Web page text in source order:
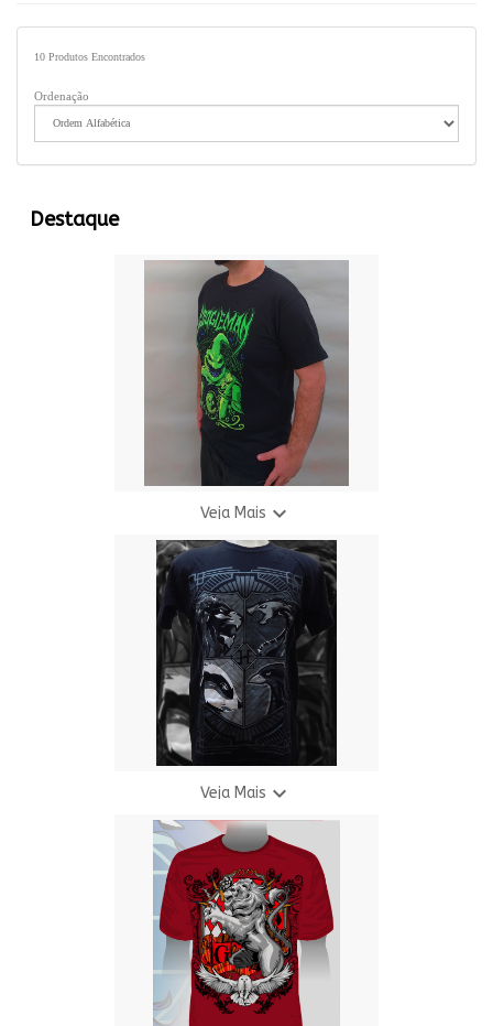
10 Produtos Encontrados
Ordenação
Destaque
Veja Mais 
Camiseta Boogieman Neon
R$ 69,90
Veja Mais 
Camiseta H.P. - Brasões
R$ 69,90
3 X R$ 24,94